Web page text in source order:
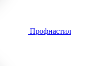
Профнастил